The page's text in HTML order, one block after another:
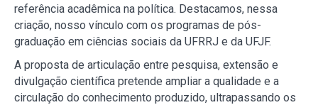
referência acadêmica na política. Destacamos, nessa
criação, nosso vínculo com os programas de pós-
graduação em ciências sociais da UFRRJ e da UFJF.
A proposta de articulação entre pesquisa, extensão e
divulgação científica pretende ampliar a qualidade e a
circulação do conhecimento produzido, ultrapassando os